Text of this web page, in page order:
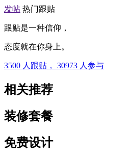
发帖 热门跟贴
跟贴是一种信仰，
态度就在你身上。
3500 人跟贴， 30973 人参与
相关推荐
装修套餐
免费设计